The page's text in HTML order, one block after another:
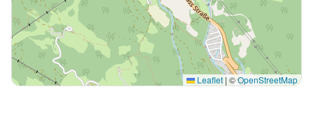
Leaflet | ©OpenStreetMap